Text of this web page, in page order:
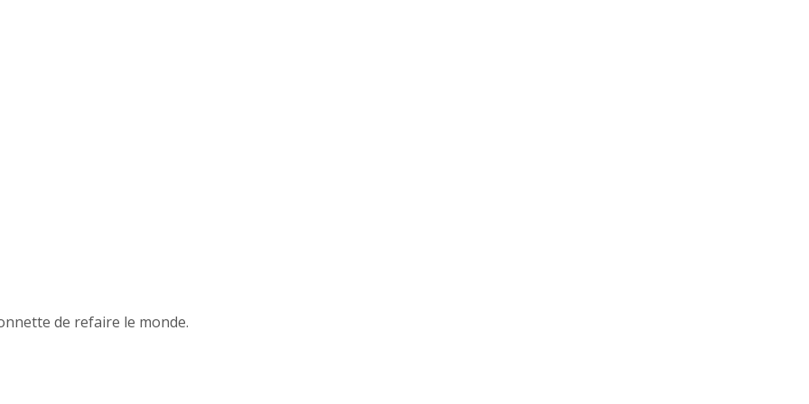
de refaire le monde.
3)